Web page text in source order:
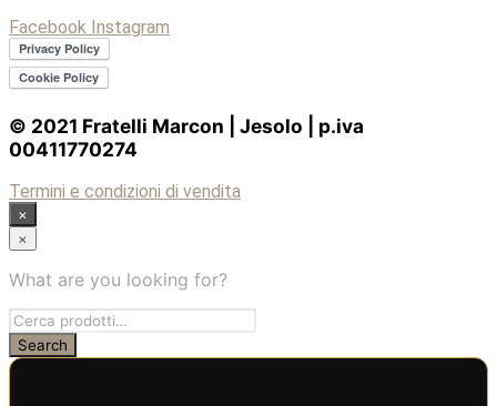
Facebook Instagram
© 2021 Fratelli Marcon | Jesolo | p.iva
00411770274
Termini e condizioni di vendita
×
×
What are you looking for?